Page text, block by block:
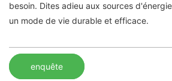
besoin. Dites adieu aux sources
un mode de vie durable et efficace.
enquête